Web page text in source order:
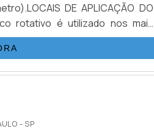
DE APLICAÇÃO DO
rotativo é utilizado nos mais
suspensos em unidades
- SP